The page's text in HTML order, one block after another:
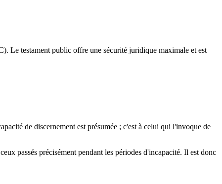
Le testament public offre une sécurité juridique maximale et est
de discernement est présumée ; c'est à celui qui l'invoque de
passés précisément pendant les périodes d'incapacité. Il est donc